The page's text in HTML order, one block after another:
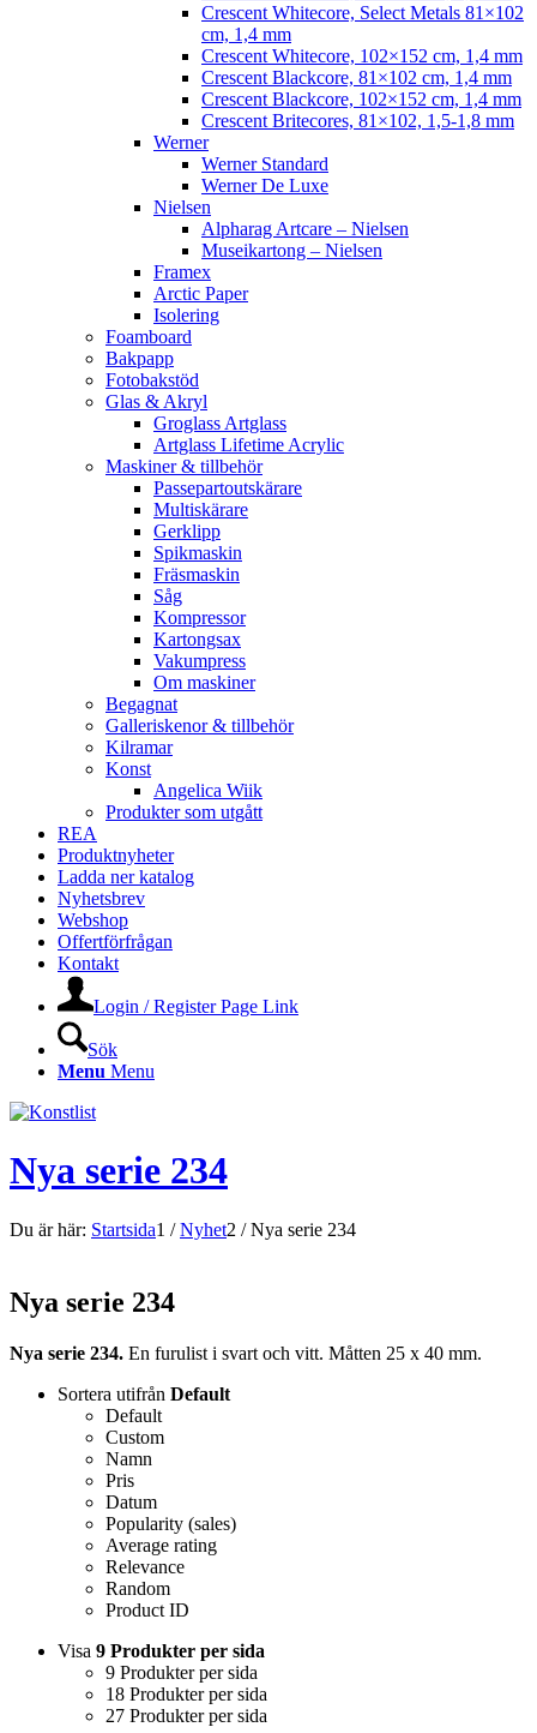
Crescent Whitecore, Select Metals 81×102
cm, 1,4 mm
Crescent Whitecore, 102×152 cm, 1,4 mm
Crescent Blackcore, 81×102 cm, 1,4 mm
Crescent Blackcore, 102×152 cm, 1,4 mm
Crescent Britecores, 81×102, 1,5-1,8 mm
Werner
Werner Standard
Werner De Luxe
Nielsen
Alpharag Artcare – Nielsen
Museikartong – Nielsen
Framex
Arctic Paper
Isolering
Foamboard
Bakpapp
Fotobakstöd
Glas & Akryl
Groglass Artglass
Artglass Lifetime Acrylic
Maskiner & tillbehör
Passepartoutskärare
Multiskärare
Gerklipp
Spikmaskin
Fräsmaskin
Såg
Kompressor
Kartongsax
Vakumpress
Om maskiner
Begagnat
Galleriskenor & tillbehör
Kilramar
Konst
Angelica Wiik
Produkter som utgått
REA
Produktnyheter
Ladda ner katalog
Nyhetsbrev
Webshop
Offertförfrågan
Kontakt
Login / Register Page Link
Sök
Menu Menu
Nya serie 234
Du är här: Startsida1 / Nyhet2 / Nya serie 234
Nya serie 234
Nya serie 234. En furulist i svart och vitt. Måtten 25 x 40 mm.
Sortera utifrån Default
Default
Custom
Namn
Pris
Datum
Popularity (sales)
Average rating
Relevance
Random
Product ID
Visa 9 Produkter per sida
9 Produkter per sida
18 Produkter per sida
27 Produkter per sida